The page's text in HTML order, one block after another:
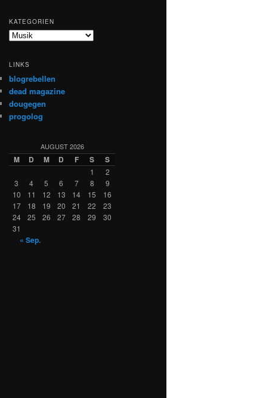
KATEGORIEN
Kategorien
LINKS
blogrebellen
dead magazine
dougegen
progolog
AUGUST 2026
M D M D F S S
1
2
3
4 5 6 7 8
9
10
11 12 13 14 15
16
17
18 19 20 21 22
23
24
25 26 27 28 29
30
31
« Sep.